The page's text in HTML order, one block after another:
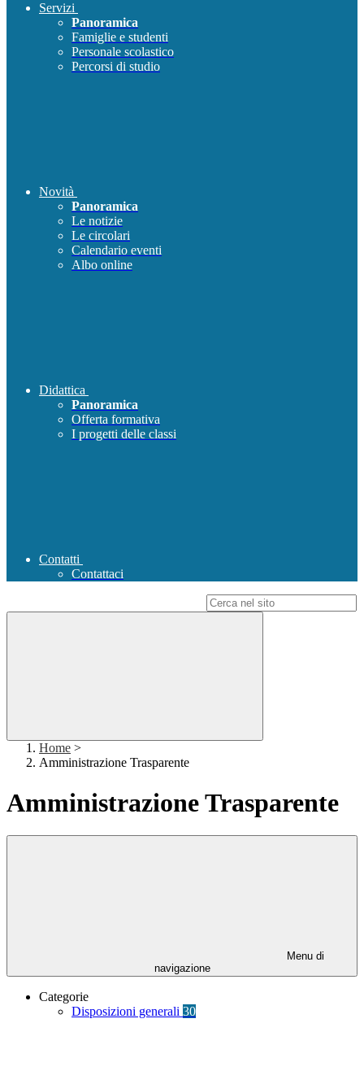
Servizi
Panoramica
Famiglie e studenti
Personale scolastico
Percorsi di studio
Novità
Panoramica
Le notizie
Le circolari
Calendario eventi
Albo online
Didattica
Panoramica
Offerta formativa
I progetti delle classi
Contatti
Contattaci
Home >
Amministrazione Trasparente
Amministrazione Trasparente
Menu di
navigazione
Categorie
Disposizioni generali 30